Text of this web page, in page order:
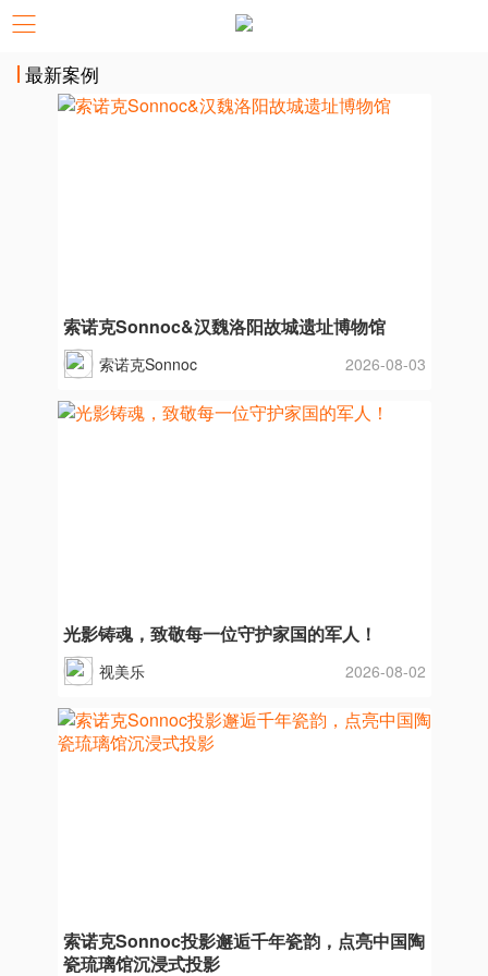
最新案例
索诺克Sonnoc&汉魏洛阳故城遗址博物馆
索诺克Sonnoc 2026-08-03
光影铸魂，致敬每一位守护家国的军人！
视美乐 2026-08-02
索诺克Sonnoc投影邂逅千年瓷韵，点亮中国陶
瓷琉璃馆沉浸式投影